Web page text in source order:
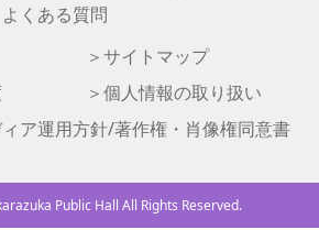
よくある質問
サイトマップ
個人情報の取り扱い
ア運用方針/著作権・肖像権同意書
Public Hall All Rights Reserved.